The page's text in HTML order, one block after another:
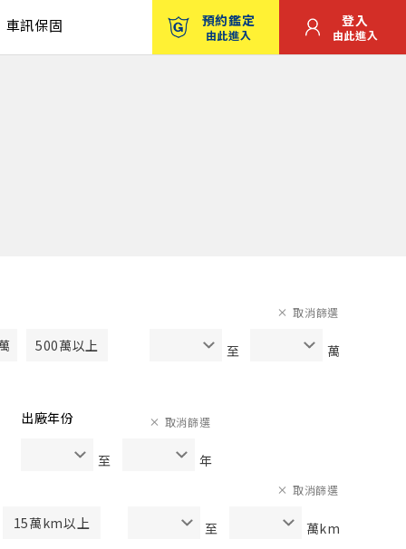
車訊保固 預約鑑定
由此進入
登入
由此進入
500萬以上 至 萬
取消篩選
出廠年份
至 年
取消篩選
15萬km以上 至 萬km
取消篩選